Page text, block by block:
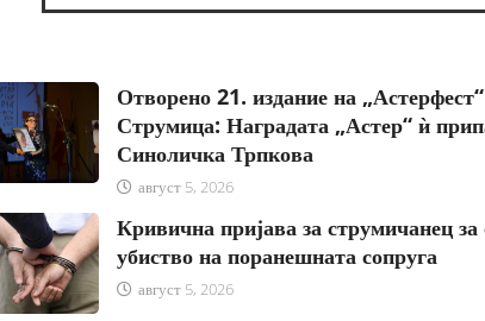
август 5, 2026
Отворено 21. издание на
Струмица: Наградата „Астер“ ѝ
Синоличка Трпкова
август 5, 2026
Кривична пријава за струмичанец за
убиство на поранешната сопруга
август 5, 2026